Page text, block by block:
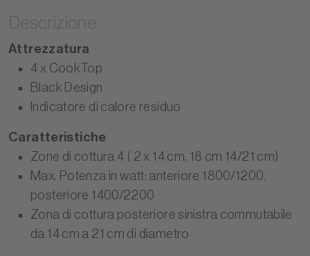
Attrezzatura
4 x CookTop
Black Design
Indicatore di calore residuo
Caratteristiche
Zone di cottura 4 ( 2 x 14 cm, 18 cm 14/21 cm)
Max. Potenza in watt: anteriore 1800/1200,
posteriore 1400/2200
Zona di cottura posteriore sinistra commutabile
da 14 cm a 21 cm di diametro